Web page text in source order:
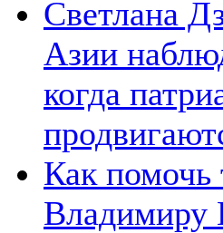
Светлана
Азии
когда
Как
Владимиру